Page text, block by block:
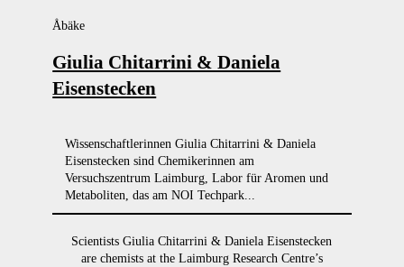
Åbäke
Giulia Chitarrini & Daniela
Eisenstecken
Wissenschaftlerinnen Giulia Chitarrini & Daniela
Eisenstecken sind Chemikerinnen am
Versuchszentrum Laimburg, Labor für Aromen und
Metaboliten, das am NOI Techpark...
Scientists Giulia Chitarrini & Daniela Eisenstecken
are chemists at the Laimburg Research Centre’s